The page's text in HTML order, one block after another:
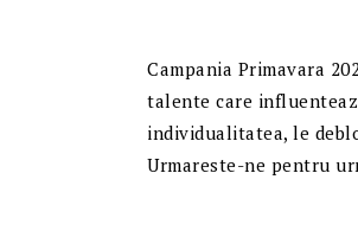
Campania Primavara
talente care
individualitatea, le
Urmareste-ne pentru